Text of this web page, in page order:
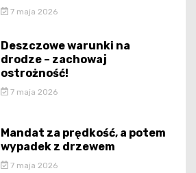
7 maja 2026
Deszczowe warunki na
drodze – zachowaj
ostrożność!
7 maja 2026
Mandat za prędkość, a potem
wypadek z drzewem
7 maja 2026